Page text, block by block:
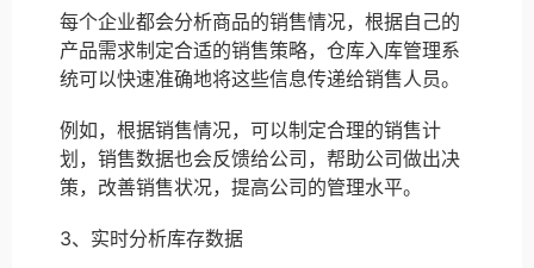
每个企业都会分析商品的销售情况，根据自己的
产品需求制定合适的销售策略，仓库入库管理系
统可以快速准确地将这些信息传递给销售人员。
例如，根据销售情况，可以制定合理的销售计
划，销售数据也会反馈给公司，帮助公司做出决
策，改善销售状况，提高公司的管理水平。
3、实时分析库存数据